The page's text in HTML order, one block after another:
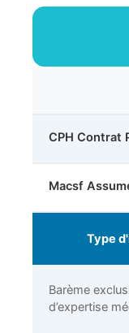
CPH Contrat
Macsf
Type
Barème
d’expertise